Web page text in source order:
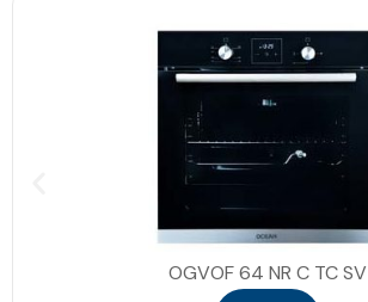
OGVOF 64 NR C TC SV